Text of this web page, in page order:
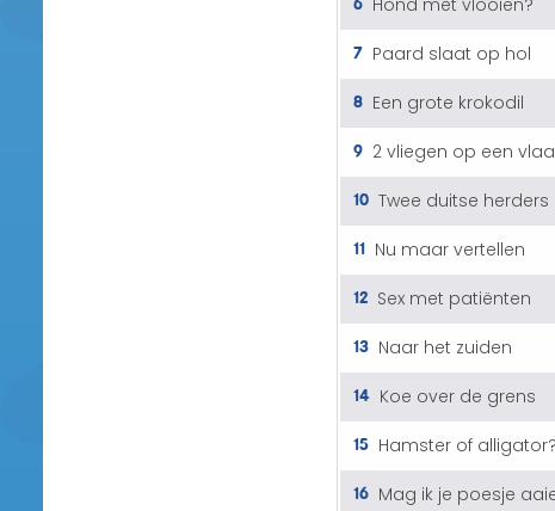
Hond met vlooien?
7 Paard slaat op hol
8 Een grote krokodil
9 2 vliegen op een
10 Twee duitse herders
11 Nu maar vertellen
12 Sex met patiënten
13 Naar het zuiden
14 Koe over de grens
15 Hamster of alligator?
16 Mag ik je poesje